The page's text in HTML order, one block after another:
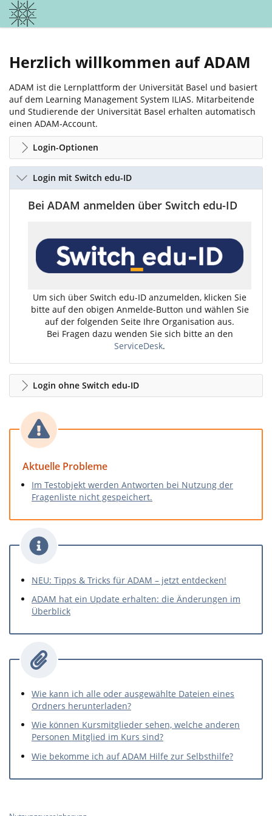
Herzlich willkommen auf ADAM
ADAM ist die Lernplattform der Universität Basel und basiert
auf dem Learning Management System ILIAS. Mitarbeitende
und Studierende der Universität Basel erhalten automatisch
einen ADAM-Account.
Login-Optionen
Login mit Switch edu-ID
Bei ADAM anmelden über Switch edu-ID
Um sich über Switch edu-ID anzumelden, klicken Sie
bitte auf den obigen Anmelde-Button und wählen Sie
auf der folgenden Seite Ihre Organisation aus.
Bei Fragen dazu wenden Sie sich bitte an den
ServiceDesk.
Login ohne Switch edu-ID
Aktuelle Probleme
Im Testobjekt werden Antworten bei Nutzung der
Fragenliste nicht gespeichert.
NEU: Tipps & Tricks für ADAM – jetzt entdecken!
ADAM hat ein Update erhalten: die Änderungen im
Überblick
Wie kann ich alle oder ausgewählte Dateien eines
Ordners herunterladen?
Wie können Kursmitglieder sehen, welche anderen
Personen Mitglied im Kurs sind?
Wie bekomme ich auf ADAM Hilfe zur Selbsthilfe?